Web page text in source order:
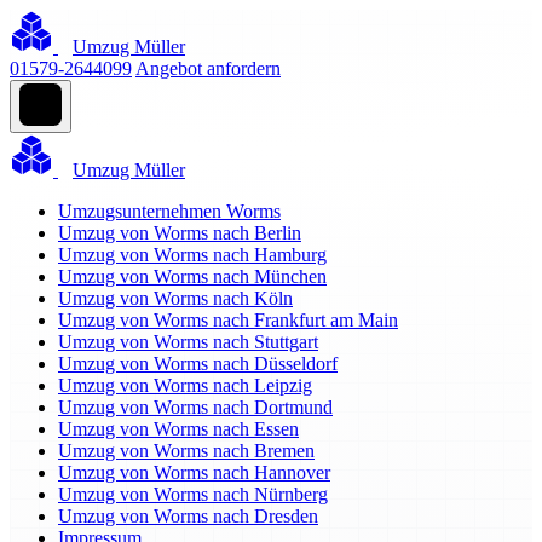
Umzug Müller
01579-2644099 Angebot anfordern
Umzug Müller
Umzugsunternehmen Worms
Umzug von Worms nach Berlin
Umzug von Worms nach Hamburg
Umzug von Worms nach München
Umzug von Worms nach Köln
Umzug von Worms nach Frankfurt am Main
Umzug von Worms nach Stuttgart
Umzug von Worms nach Düsseldorf
Umzug von Worms nach Leipzig
Umzug von Worms nach Dortmund
Umzug von Worms nach Essen
Umzug von Worms nach Bremen
Umzug von Worms nach Hannover
Umzug von Worms nach Nürnberg
Umzug von Worms nach Dresden
Impressum